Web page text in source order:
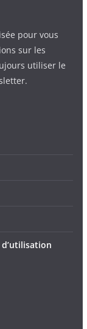
pour vous
sur les
utiliser le